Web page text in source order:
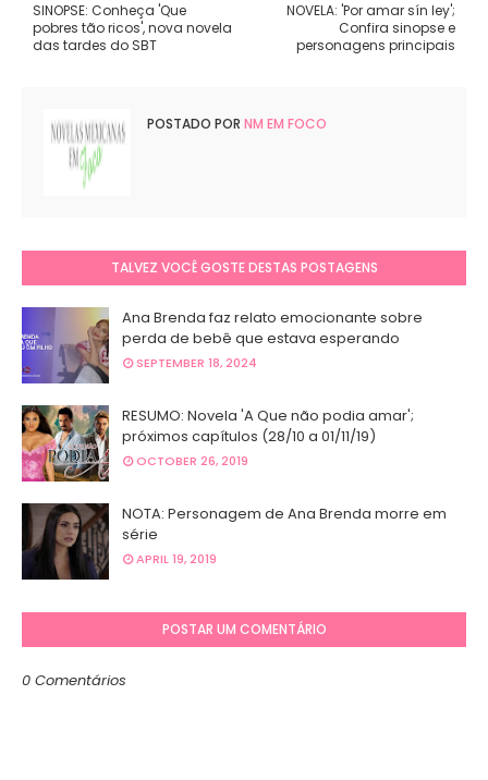
NOVELA: 'Por amar sín ley';
Confira sinopse e
personagens principais
SINOPSE: Conheça 'Que
pobres tão ricos', nova novela
das tardes do SBT
POSTADO POR NM EM FOCO
TALVEZ VOCÊ GOSTE DESTAS POSTAGENS
Ana Brenda faz relato emocionante sobre
perda de bebê que estava esperando
SEPTEMBER 18, 2024
RESUMO: Novela 'A Que não podia amar';
próximos capítulos (28/10 a 01/11/19)
OCTOBER 26, 2019
NOTA: Personagem de Ana Brenda morre em
série
APRIL 19, 2019
POSTAR UM COMENTÁRIO
0 Comentários